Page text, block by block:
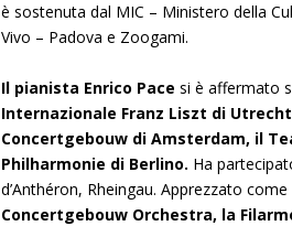
è sostenuta dal MIC – Ministero della
Vivo – Padova e Zoogami.
Il pianista Enrico Pacesi è affermato
Internazionale Franz Liszt di
Concertgebouw di Amsterdam, il
Philharmonie di Berlino. Ha
d’Anthéron, Rheingau. Apprezzato
Concertgebouw Orchestra, la